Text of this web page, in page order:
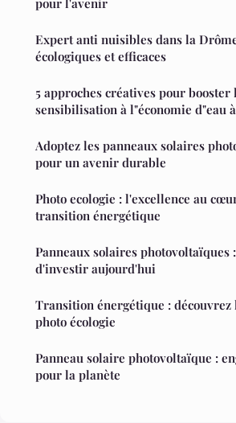
pour l'avenir
Expert anti nuisibles dans la
écologiques et efficaces
5 approches créatives pour booster
sensibilisation à l"économie d"eau
Adoptez les panneaux solaires
pour un avenir durable
Photo ecologie : l'excellence au
transition énergétique
Panneaux solaires photovoltaïques
d'investir aujourd'hui
Transition énergétique : découvrez
photo écologie
Panneau solaire photovoltaïque :
pour la planète